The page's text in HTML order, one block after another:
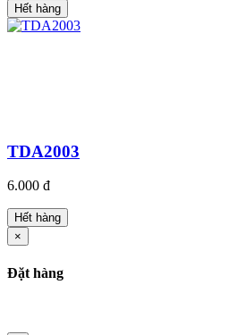
Hết hàng
TDA2003
6.000 đ
Hết hàng
×
Đặt hàng